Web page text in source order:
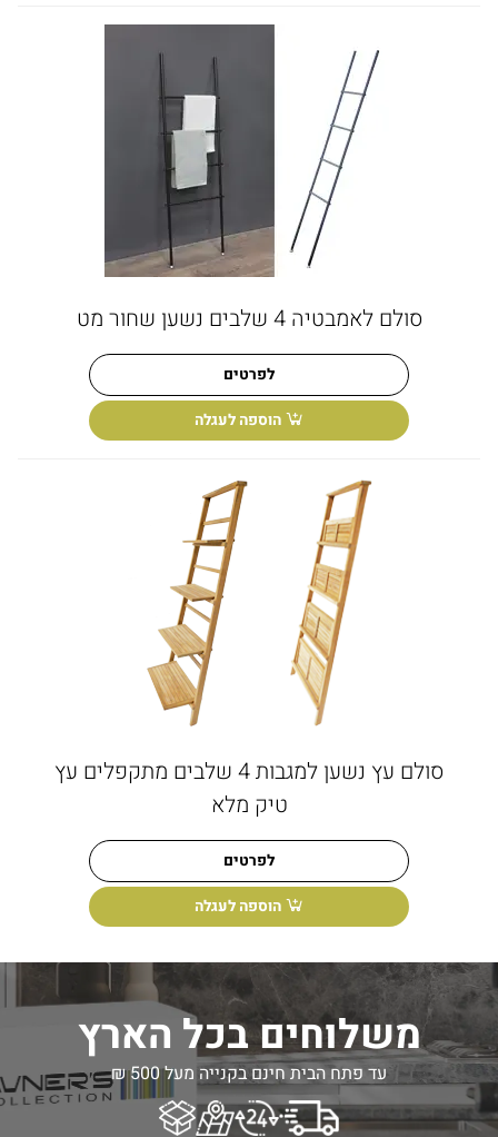
סולם לאמבטיה 4 שלבים נשען שחור מט
לפרטים
הוספה לעגלה
סולם עץ נשען למגבות 4 שלבים מתקפלים עץ
טיק מלא
לפרטים
הוספה לעגלה
משלוחים בכל הארץ
עד פתח הבית חינם בקנייה מעל 500 ₪